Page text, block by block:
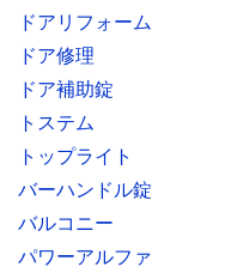
ドアリフォーム
ドア修理
ドア補助錠
トステム
トップライト
バーハンドル錠
バルコニー
パワーアルファ